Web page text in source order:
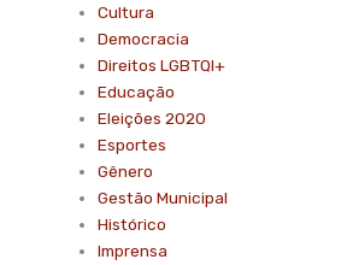
Cultura
Democracia
Direitos LGBTQI+
Educação
Eleições 2020
Esportes
Gênero
Gestão Municipal
Histórico
Imprensa